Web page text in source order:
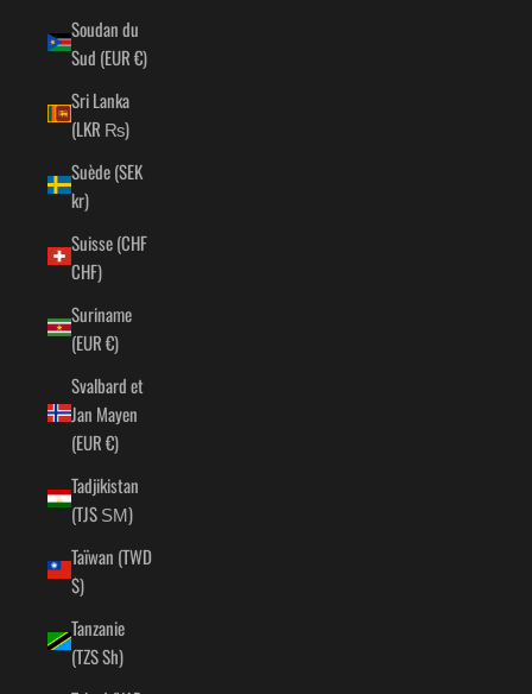
Soudan du
Sud (EUR €)
Sri Lanka
(LKR ₨)
Suède (SEK
kr)
Suisse (CHF
CHF)
Suriname
(EUR €)
Svalbard et
Jan Mayen
(EUR €)
Tadjikistan
(TJS ЅМ)
Taïwan (TWD
$)
Tanzanie
(TZS Sh)